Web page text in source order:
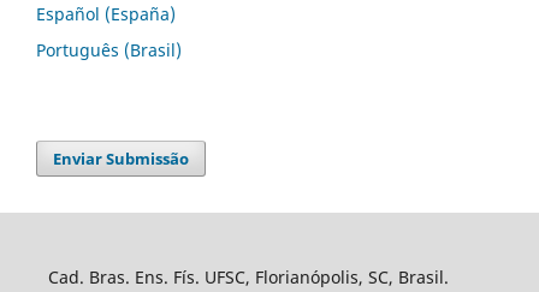
Español (España)
Português (Brasil)
Enviar Submissão
Cad. Bras. Ens. Fís. UFSC, Florianópolis, SC, Brasil.